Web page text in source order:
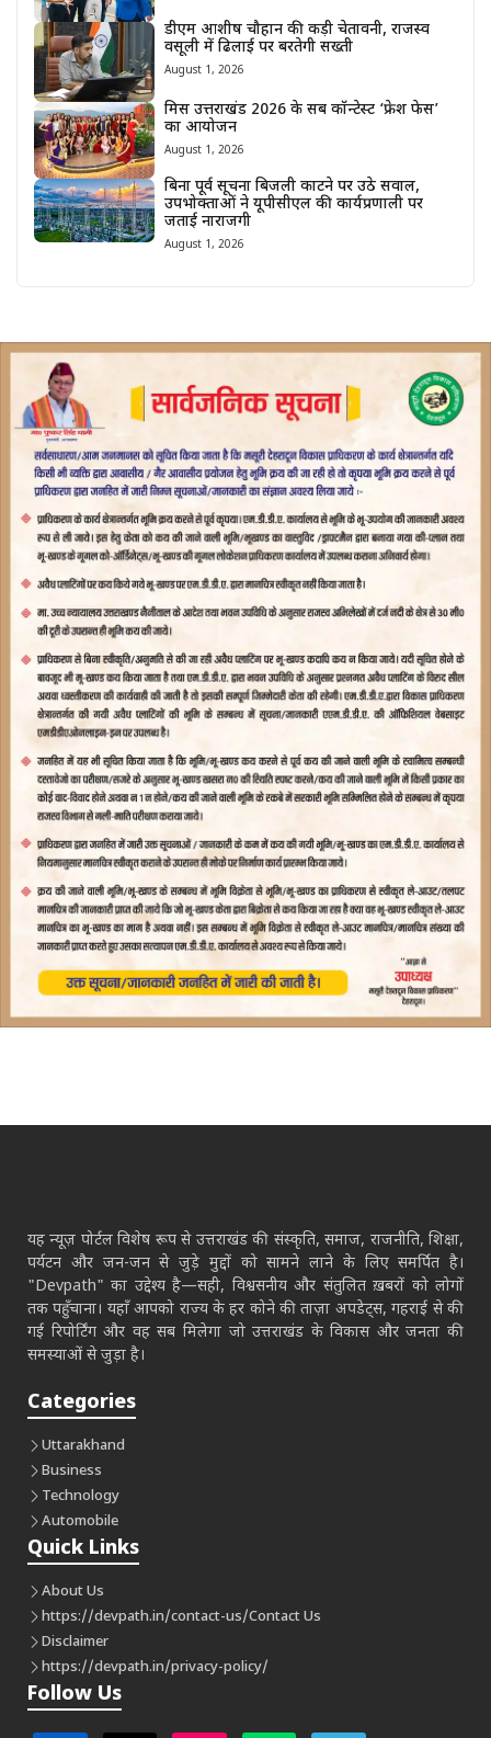
डीएम आशीष चौहान की कड़ी चेतावनी, राजस्व
वसूली में ढिलाई पर बरतेगी सख्ती
August 1, 2026
मिस उत्तराखंड 2026 के सब कॉन्टेस्ट ‘फ्रेश फेस’
का आयोजन
August 1, 2026
बिना पूर्व सूचना बिजली काटने पर उठे सवाल,
उपभोक्ताओं ने यूपीसीएल की कार्यप्रणाली पर
जताई नाराजगी
August 1, 2026
यह न्यूज़ पोर्टल विशेष रूप से उत्तराखंड की संस्कृति, समाज, राजनीति, शिक्षा,
पर्यटन और जन-जन से जुड़े मुद्दों को सामने लाने के लिए समर्पित है।
"Devpath" का उद्देश्य है—सही, विश्वसनीय और संतुलित ख़बरों को लोगों
तक पहुँचाना। यहाँ आपको राज्य के हर कोने की ताज़ा अपडेट्स, गहराई से की
गई रिपोर्टिंग और वह सब मिलेगा जो उत्तराखंड के विकास और जनता की
समस्याओं से जुड़ा है।
Categories
Uttarakhand
Business
Technology
Automobile
Quick Links
About Us
https://devpath.in/contact-us/Contact Us
Disclaimer
https://devpath.in/privacy-policy/
Follow Us